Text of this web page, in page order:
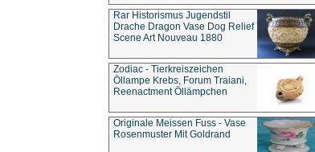
Rar Historismus Jugendstil
Drache Dragon Vase Dog Relief
Scene Art Nouveau 1880
Zodiac - Tierkreiszeichen
Öllampe Krebs, Forum Traiani,
Reenactment Öllämpchen
Originale Meissen Fuss - Vase
Rosenmuster Mit Goldrand